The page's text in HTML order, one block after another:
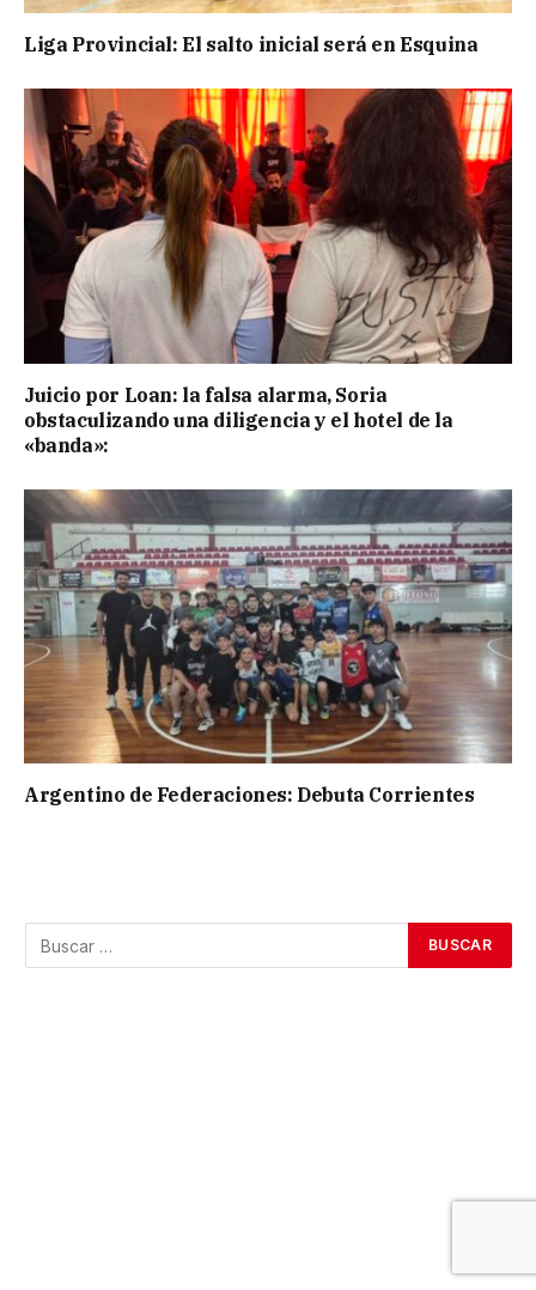
Liga Provincial: El salto inicial será en Esquina
Juicio por Loan: la falsa alarma, Soria
obstaculizando una diligencia y el hotel de la
«banda»:
Argentino de Federaciones: Debuta Corrientes